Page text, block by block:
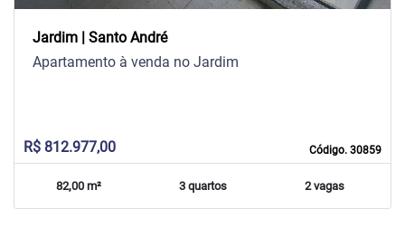
Jardim | Santo André
Código. 30859
Apartamento à venda no Jardim
R$ 812.977,00
82,00 m² 3 quartos 2 vagas